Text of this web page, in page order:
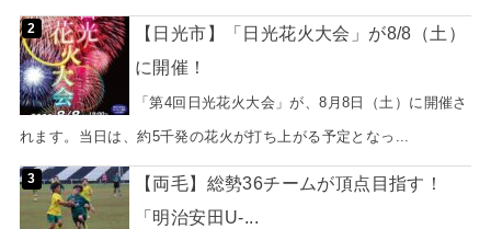
【日光市】「日光花火大会」が8/8（土）
に開催！
「第4回日光花火大会」が、8月8日（土）に開催さ
れます。当日は、約5千発の花火が打ち上がる予定となっ...
【両毛】総勢36チームが頂点目指す！
「明治安田U-...